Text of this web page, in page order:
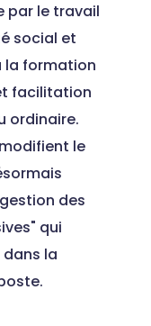
par le travail
social et
la formation
facilitation
ordinaire.
le
des
qui
la